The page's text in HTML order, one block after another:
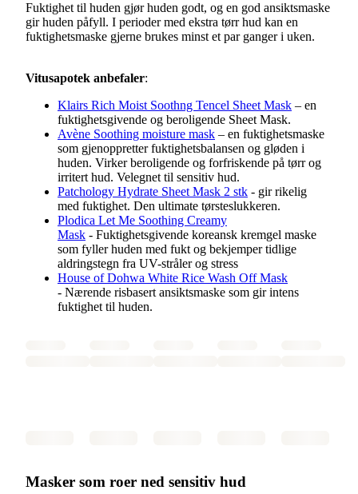
Fuktighet til huden gjør huden godt, og en god ansiktsmaske
gir huden påfyll. I perioder med ekstra tørr hud kan en
fuktighetsmaske gjerne brukes minst et par ganger i uken.
Vitusapotek anbefaler:
Klairs Rich Moist Soothng Tencel Sheet Mask – en
fuktighetsgivende og beroligende Sheet Mask.
Avène Soothing moisture mask – en fuktighetsmaske
som gjenoppretter fuktighetsbalansen og gløden i
huden. Virker beroligende og forfriskende på tørr og
irritert hud. Velegnet til sensitiv hud.
Patchology Hydrate Sheet Mask 2 stk - gir rikelig
med fuktighet. Den ultimate tørsteslukkeren.
Plodica Let Me Soothing Creamy
Mask - Fuktighetsgivende koreansk kremgel maske
som fyller huden med fukt og bekjemper tidlige
aldringstegn fra UV-stråler og stress
House of Dohwa White Rice Wash Off Mask
- Nærende risbasert ansiktsmaske som gir intens
fuktighet til huden.
Masker som roer ned sensitiv hud